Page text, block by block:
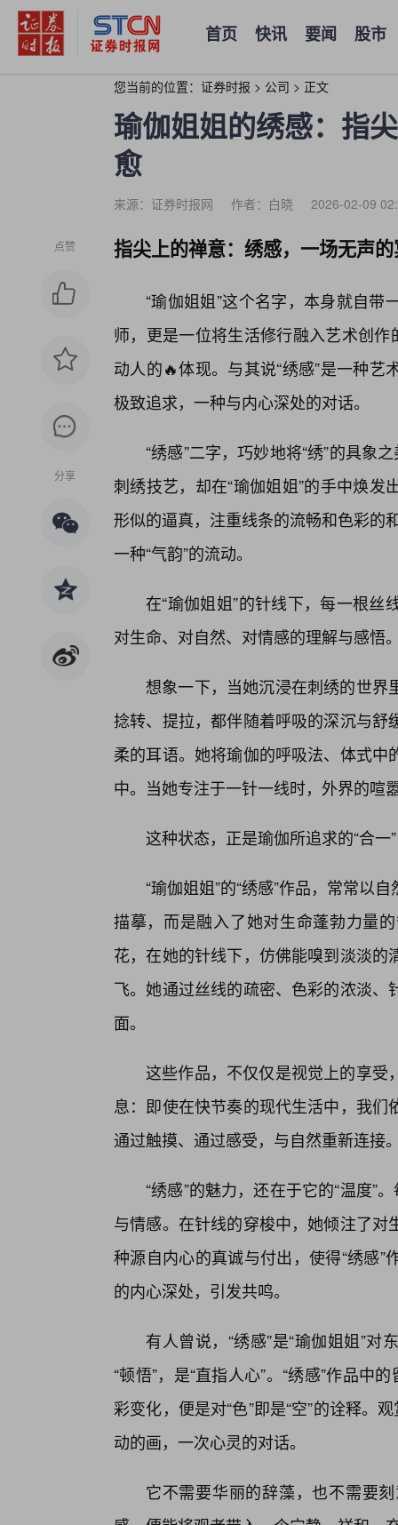
首页 快讯 要闻 股市
您当前的位置： 证券时报 > 公司 > 正文
瑜伽姐姐的绣感：指
愈
来源：证券时报网 作者：白晓 2026-02-09
点赞
分享
指尖上的禅意：绣感，一场无声
“瑜伽姐姐”这个名字，本身就自
师，更是一位将生活修行融入艺术创
动人的🔥体现。与其说“绣感”是一种
极致追求，一种与内心深处的对话。
“绣感”二字，巧妙地将“绣”的具象
刺绣技艺，却在“瑜伽姐姐”的手中焕
形似的逼真，注重线条的流畅和色彩的
一种“气韵”的流动。
在“瑜伽姐姐”的针线下，每一根
对生命、对自然、对情感的理解与感悟
想象一下，当她沉浸在刺绣的世界
捻转、提拉，都伴随着呼吸的深沉与
柔的耳语。她将瑜伽的呼吸法、体式
中。当她专注于一针一线时，外界的喧
这种状态，正是瑜伽所追求的“合
“瑜伽姐姐”的“绣感”作品，常常以
描摹，而是融入了她对生命蓬勃力量
花，在她的针线下，仿佛能嗅到淡淡
飞。她通过丝线的疏密、色彩的浓淡
面。
这些作品，不仅仅是视觉上的享
息：即使在快节奏的现代生活中，我
通过触摸、通过感受，与自然重新连接
“绣感”的魅力，还在于它的“温度”
与情感。在针线的穿梭中，她倾注了
种源自内心的真诚与付出，使得“绣感
的内心深处，引发共鸣。
有人曾说，“绣感”是“瑜伽姐姐”
“顿悟”，是“直指人心”。“绣感”作品中
彩变化，便是对“色”即是“空”的诠释。
动的画，一次心灵的对话。
它不需要华丽的辞藻，也不需要